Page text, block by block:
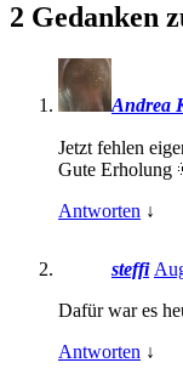
2 Gedanken
Andrea
Jetzt fehlen
Gute Erholung
Antworten ↓
steffi
Dafür war es
Antworten ↓